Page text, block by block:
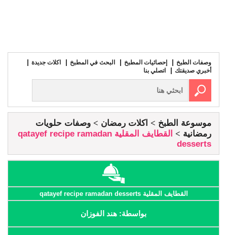
وصفات الطبخ إحصائيات المطبخ البحث في المطبخ
اكلات جديدة
أخبري صديقتك
اتصلي بنا
موسوعة الطبخ اكلات رمضان
وصفات حلويات
رمضانية
القطايف المقلية qatayef recipe ramadan
desserts
القطايف المقلية qatayef recipe ramadan desserts
بواسطة: هند الفوزان